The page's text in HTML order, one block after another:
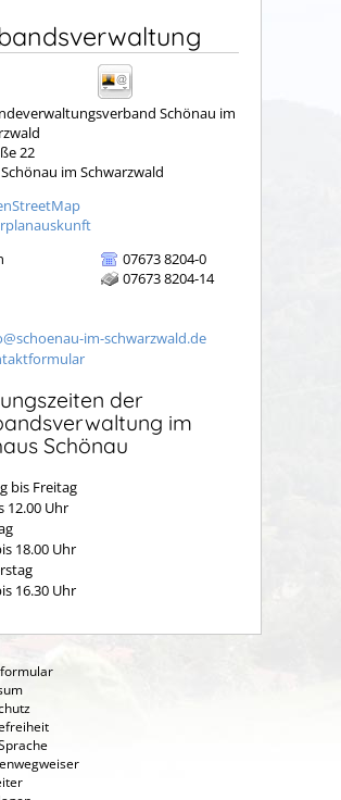
Schönau im
22
Schönau im Schwarzwald
07673 8204-0
07673 8204-14
im-schwarzwald.de
der
im
Schönau
bis Freitag
12.00 Uhr
18.00 Uhr
16.30 Uhr